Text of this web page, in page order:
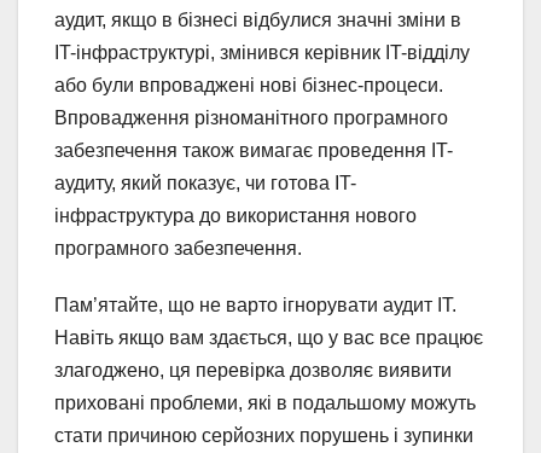
аудит, якщо в бізнесі відбулися значні зміни в
IT-інфраструктурі, змінився керівник IT-відділу
або були впроваджені нові бізнес-процеси.
Впровадження різноманітного програмного
забезпечення також вимагає проведення IT-
аудиту, який показує, чи готова IT-
інфраструктура до використання нового
програмного забезпечення.
Пам’ятайте, що не варто ігнорувати аудит ІТ.
Навіть якщо вам здається, що у вас все працює
злагоджено, ця перевірка дозволяє виявити
приховані проблеми, які в подальшому можуть
стати причиною серйозних порушень і зупинки